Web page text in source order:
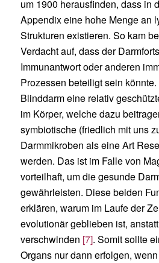
um 1900 herausfinden, dass in
Appendix eine hohe Menge an
Strukturen existieren. So kam
Verdacht auf, dass der
Immunantwort oder anderen
Prozessen beteiligt sein
Blinddarm eine relativ
im Körper, welche dazu
symbiotische (friedlich mit uns
Darmmikroben als eine Art
werden. Das ist im Falle von
vorteilhaft, um die gesunde
gewährleisten. Diese beiden
erklären, warum im Laufe der
evolutionär geblieben ist,
verschwinden [7]. Somit sollte
Organs nur dann erfolgen,